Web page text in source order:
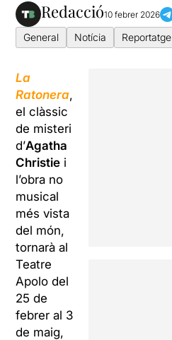
Redacció10 febrer 2026
General Notícia Reportatge
La
Ratonera,
el clàssic
de misteri
d’Agatha
Christie i
l’obra no
musical
més vista
del món,
tornarà al
Teatre
Apolo del
25 de
febrer al 3
de maig,